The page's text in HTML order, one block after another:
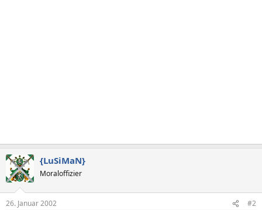
{LuSiMaN}
Moraloffizier
26. Januar 2002 #2